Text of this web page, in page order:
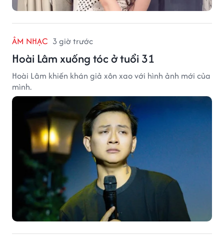
ÂM NHẠC 3 giờ trước
Hoài Lâm xuống tóc ở tuổi 31
Hoài Lâm khiến khán giả xôn xao với hình ảnh mới của
mình.